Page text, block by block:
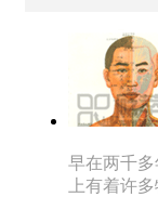
早在两千
上有着许